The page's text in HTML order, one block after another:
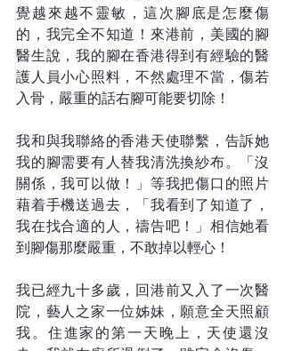
覺越來越不靈敏，這次腳底是怎麼傷
的，我完全不知道！來港前，美國的腳
醫生說，我的腳在香港得到有經驗的醫
護人員小心照料，不然處理不當，傷若
入骨，嚴重的話右腳可能要切除！
我和與我聯絡的香港天使聯繫，告訴她
我的腳需要有人替我清洗換紗布。「沒
關係，我可以做！」等我把傷口的照片
藉着手機送過去，「我看到了知道了，
我在找合適的人，禱告吧！」相信她看
到腳傷那麼嚴重，不敢掉以輕心！
我已經九十多歲，回港前又入了一次醫
院，藝人之家一位姊妹，願意全天照顧
我。住進家的第一天晚上，天使還沒